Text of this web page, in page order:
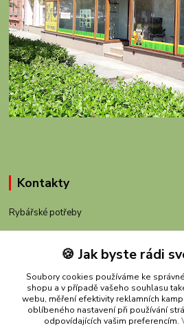
Kontakty
Rybářské potřeby
+420 605 983 110
obchod@rybachov.cz
🍪 Jak byste rádi
Soubory cookies používáme ke
shopu a v případě vašeho souhlasu
webu, měření efektivity reklamních
oblíbeného nastavení při používání
odpovídajících vašim preferencím.